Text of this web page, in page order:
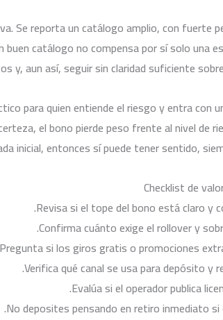
Se reporta un catálogo amplio, con fuerte
buen catálogo no compensa por sí solo una
y, aun así, seguir sin claridad suficiente
para quien entiende el riesgo y entra con
el bono pierde peso frente al nivel de
inicial, entonces sí puede tener sentido,
Checklist de
Revisa si el tope del bono está claro y
Confirma cuánto exige el rollover y
Pregunta si los giros gratis o promociones
Verifica qué canal se usa para depósito y
Evalúa si el operador publica
No deposites pensando en retiro inmediato